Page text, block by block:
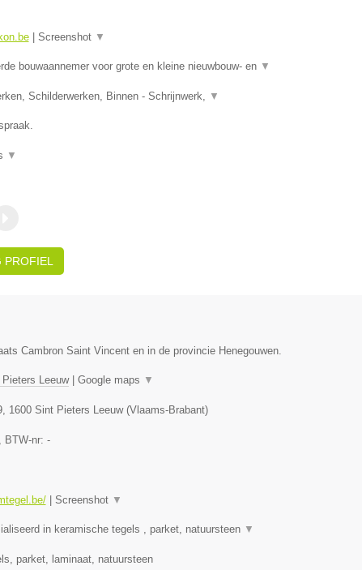
| Screenshot ▼
bouwaannemer voor grote en kleine nieuwbouw- en ▼
Schilderwerken, Binnen - Schrijnwerk, ▼
▼
Cambron Saint Vincent en in de provincie Henegouwen.
Leeuw| Google maps ▼
, 1600 Sint Pieters Leeuw(Vlaams-Brabant)
BTW-nr: -
| Screenshot ▼
in keramische tegels , parket, natuursteen ▼
parket, laminaat, natuursteen